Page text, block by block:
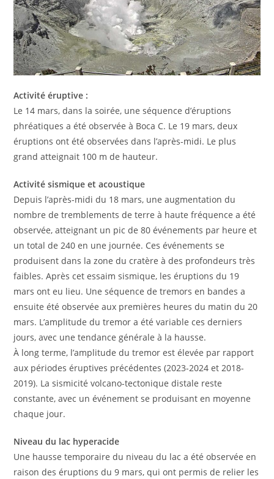
Activité éruptive :
Le 14 mars, dans la soirée, une séquence d’éruptions
phréatiques a été observée à Boca C. Le 19 mars, deux
éruptions ont été observées dans l’après-midi. Le plus
grand atteignait 100 m de hauteur.
Activité sismique et acoustique
Depuis l’après-midi du 18 mars, une augmentation du
nombre de tremblements de terre à haute fréquence a été
observée, atteignant un pic de 80 événements par heure et
un total de 240 en une journée. Ces événements se
produisent dans la zone du cratère à des profondeurs très
faibles. Après cet essaim sismique, les éruptions du 19
mars ont eu lieu. Une séquence de tremors en bandes a
ensuite été observée aux premières heures du matin du 20
mars. L’amplitude du tremor a été variable ces derniers
jours, avec une tendance générale à la hausse.
À long terme, l’amplitude du tremor est élevée par rapport
aux périodes éruptives précédentes (2023-2024 et 2018-
2019). La sismicité volcano-tectonique distale reste
constante, avec un événement se produisant en moyenne
chaque jour.
Niveau du lac hyperacide
Une hausse temporaire du niveau du lac a été observée en
raison des éruptions du 9 mars, qui ont permis de relier les